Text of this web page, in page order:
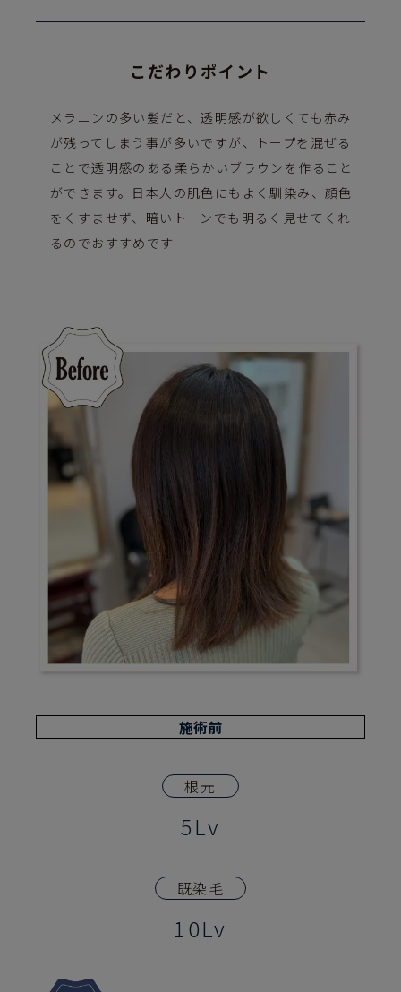
こだわりポイント
メラニンの多い髪だと、透明感が欲しくても赤み
が残ってしまう事が多いですが、トープを混ぜる
ことで透明感のある柔らかいブラウンを作ること
ができます。日本人の肌色にもよく馴染み、顔色
をくすませず、暗いトーンでも明るく見せてくれ
るのでおすすめです
施術前
根元
5Lv
既染毛
10Lv